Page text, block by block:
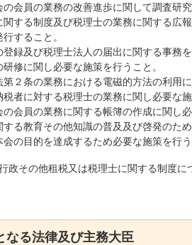
の会員の業務の改善進歩に関して調査研究
関する制度及び税理士の業務に関する広報
すること。
登録及び税理士法人の届出に関する事務を
修に関し必要な施策を行うこと。
第２条の業務における電磁的方法の利用
税者に対する税理士の業務に関し必要な施
の会員の業務に関する帳簿の作成に関し
する教育その他知識の普及及び啓発のた
会の目的を達成するため必要な施策を行う
政その他租税又は税理士に関する制度に
なる法律及び主務大臣